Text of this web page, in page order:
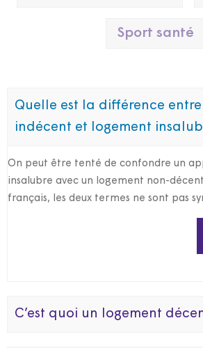
Sport santé
Quelle est la différence
indécent et logement
On peut être tenté de confondre un
insalubre avec un logement non-
français, les deux termes ne sont pas
C’est quoi un logement